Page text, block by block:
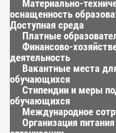
Материально-
оснащенность
Доступная среда
Платные
Финансово-
деятельность
Вакантные места
обучающихся
Стипендии и меры
обучающихся
Международное
Организация